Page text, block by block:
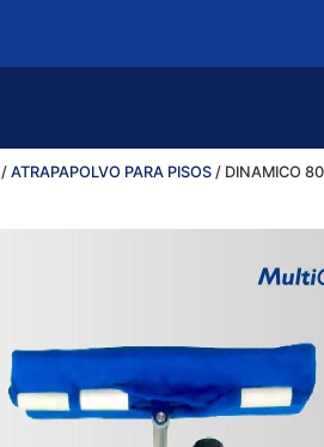
/ATRAPAPOLVO PARA PISOS / DINAMICO